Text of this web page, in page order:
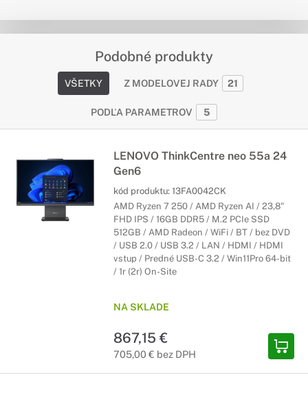
Podobné produkty
VŠETKY Z MODELOVEJ RADY 21
PODĽA PARAMETROV 5
LENOVO ThinkCentre neo 55a 24
Gen6
kód produktu: 13FA0042CK
AMD Ryzen 7 250 / AMD Ryzen AI / 23,8"
FHD IPS / 16GB DDR5 / M.2 PCIe SSD
512GB / AMD Radeon / WiFi / BT / bez DVD
/ USB 2.0 / USB 3.2 / LAN / HDMI / HDMI
vstup / Predné USB-C 3.2 / Win11Pro 64-bit
/ 1r (2r) On-Site
NA SKLADE
867,15 €
705,00 € bez DPH